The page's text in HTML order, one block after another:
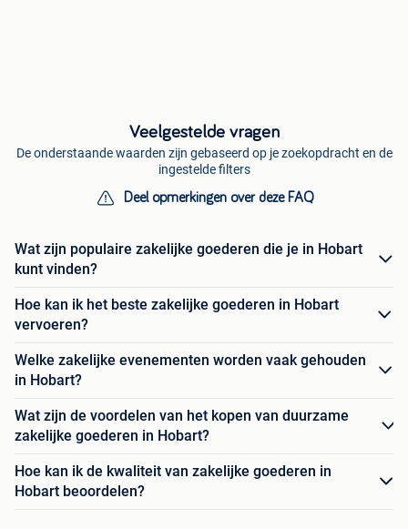
Veelgestelde vragen
De onderstaande waarden zijn gebaseerd op je zoekopdracht en de
ingestelde filters
Deel opmerkingen over deze FAQ
Wat zijn populaire zakelijke goederen die je in Hobart
kunt vinden?
Hoe kan ik het beste zakelijke goederen in Hobart
vervoeren?
Welke zakelijke evenementen worden vaak gehouden
in Hobart?
Wat zijn de voordelen van het kopen van duurzame
zakelijke goederen in Hobart?
Hoe kan ik de kwaliteit van zakelijke goederen in
Hobart beoordelen?